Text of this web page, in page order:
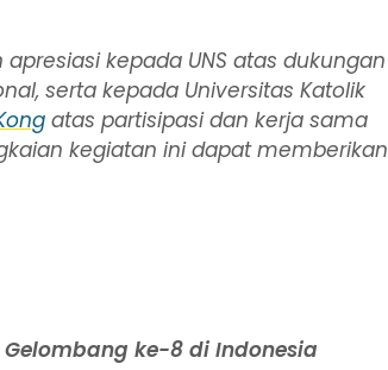
kepada UNS atas dukungan
serta kepada Universitas Katolik
atas partisipasi dan kerja sama
kegiatan ini dapat memberikan
ke-8 di Indonesia